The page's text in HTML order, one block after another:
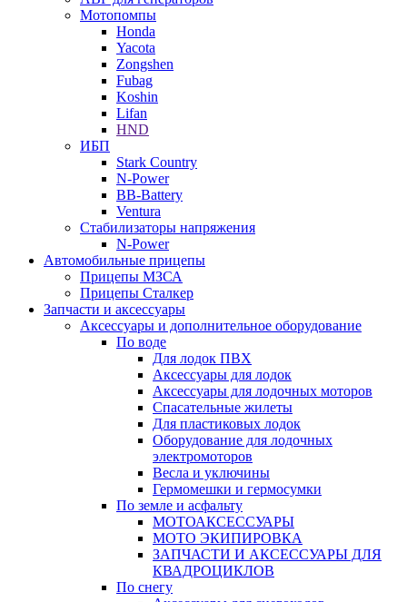
Мотопомпы
Honda
Yacota
Zongshen
Fubag
Koshin
Lifan
HND
ИБП
Stark Country
N-Power
BB-Battery
Ventura
Стабилизаторы напряжения
N-Power
Автомобильные прицепы
Прицепы МЗСА
Прицепы Сталкер
Запчасти и аксессуары
Аксессуары и дополнительное оборудование
По воде
Для лодок ПВХ
Аксессуары для лодок
Аксессуары для лодочных моторов
Спасательные жилеты
Для пластиковых лодок
Оборудование для лодочных
электромоторов
Весла и уключины
Гермомешки и гермосумки
По земле и асфальту
МОТОАКСЕССУАРЫ
МОТО ЭКИПИРОВКА
ЗАПЧАСТИ И АКСЕССУАРЫ ДЛЯ
КВАДРОЦИКЛОВ
По снегу